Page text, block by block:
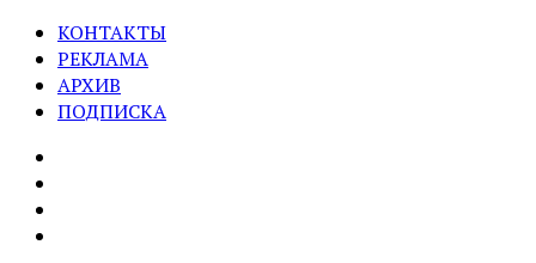
КОНТАКТЫ
РЕКЛАМА
АРХИВ
ПОДПИСКА